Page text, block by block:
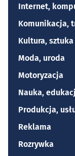
Internet,
Komunikacja,
Kultura, sztuka
Moda, uroda
Motoryzacja
Nauka,
Produkcja,
Reklama
Rozrywka